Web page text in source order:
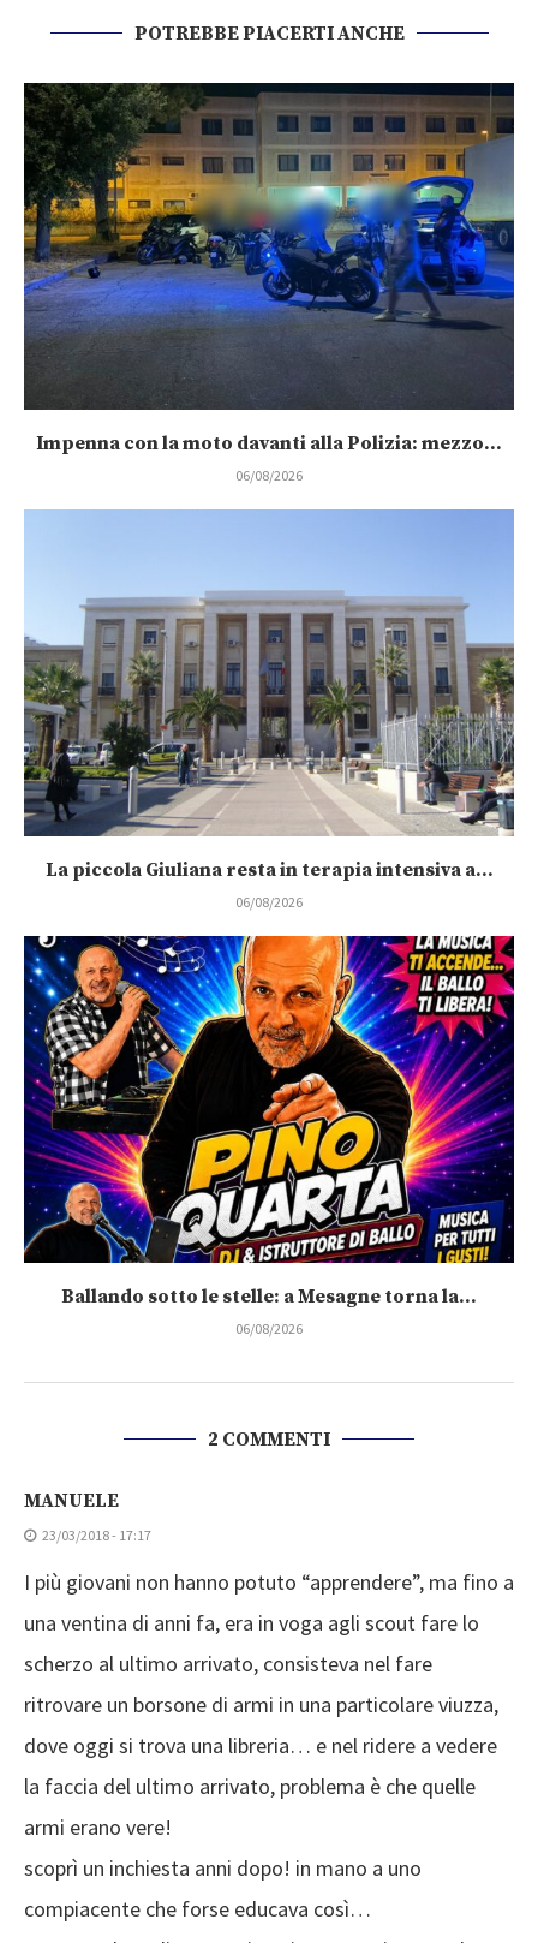
Impenna con la moto davanti alla Polizia: mezzo...
06/08/2026
La piccola Giuliana resta in terapia intensiva a...
06/08/2026
Ballando sotto le stelle: a Mesagne torna la...
06/08/2026
23/03/2018 - 17:17
I più giovani non hanno potuto “apprendere”, ma fino a
una ventina di anni fa, era in voga agli scout fare lo
scherzo al ultimo arrivato, consisteva nel fare
ritrovare un borsone di armi in una particolare viuzza,
dove oggi si trova una libreria… e nel ridere a vedere
la faccia del ultimo arrivato, problema è che quelle
armi erano vere!
scoprì un inchiesta anni dopo! in mano a uno
compiacente che forse educava così…
e tramandato di generazione in generazione qualcuno